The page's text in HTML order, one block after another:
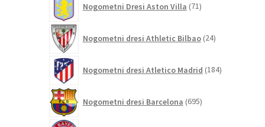
Nogometni Dresi Aston Villa 71izdelkov
Nogometni dresi Athletic Bilbao 24izdelkov
Nogometni dresi Atletico Madrid 184izdelkov
Nogometni dresi Barcelona 695izdelkov